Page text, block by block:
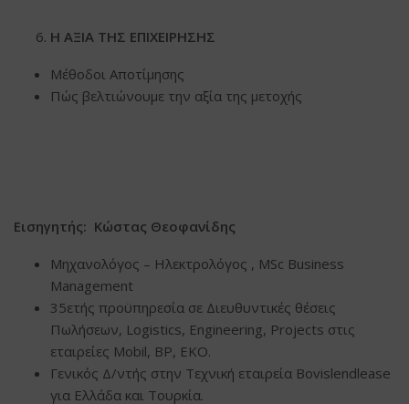
Η ΑΞΙΑ ΤΗΣ ΕΠΙΧΕΙΡΗΣΗΣ
Μέθοδοι Αποτίμησης
Πώς βελτιώνουμε την αξία της μετοχής
Εισηγητής: Κώστας Θεοφανίδης
Μηχανολόγος – Ηλεκτρολόγος , MSc Business
Μanagement
35ετής προϋπηρεσία σε Διευθυντικές θέσεις
Πωλήσεων, Logistics, Engineering, Projects στις
εταιρείες Mobil, BP, EKO.
Γενικός Δ/ντής στην Τεχνική εταιρεία Bovislendlease
για Ελλάδα και Τουρκία.